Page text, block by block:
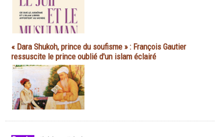
« Dara Shukoh, prince du soufisme » : François Gautier
ressuscite le prince oublié d'un islam éclairé